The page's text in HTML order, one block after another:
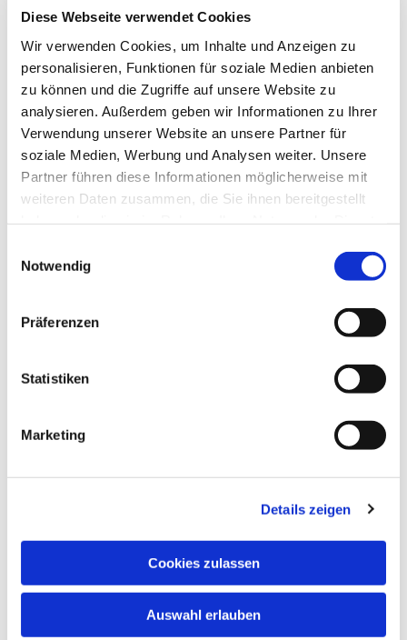
Diese Webseite verwendet Cookies
Wir verwenden Cookies, um Inhalte und Anzeigen zu
personalisieren, Funktionen für soziale Medien anbieten
zu können und die Zugriffe auf unsere Website zu
analysieren. Außerdem geben wir Informationen zu Ihrer
Verwendung unserer Website an unsere Partner für
soziale Medien, Werbung und Analysen weiter. Unsere
Partner führen diese Informationen möglicherweise mit
weiteren Daten zusammen, die Sie ihnen bereitgestellt
Notwendig
Präferenzen
Statistiken
Marketing
Details zeigen
Cookies zulassen
Auswahl erlauben